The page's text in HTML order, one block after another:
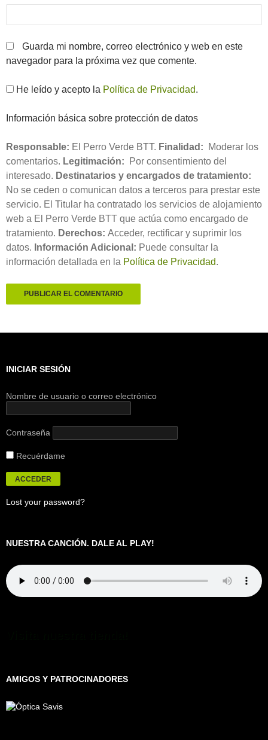
Guarda mi nombre, correo electrónico y web en este
navegador para la próxima vez que comente.
He leído y acepto la Política de Privacidad.
Información básica sobre protección de datos
Responsable: El Perro Verde BTT. Finalidad: Moderar los
comentarios. Legitimación: Por consentimiento del
interesado. Destinatarios y encargados de tratamiento:
No se ceden o comunican datos a terceros para prestar este
servicio. El Titular ha contratado los servicios de alojamiento
web a El Perro Verde BTT que actúa como encargado de
tratamiento. Derechos: Acceder, rectificar y suprimir los
datos. Información Adicional: Puede consultar la
información detallada en la Política de Privacidad.
INICIAR SESIÓN
Nombre de usuario o correo electrónico
Contraseña
Recuérdame
Lost your password?
NUESTRA CANCIÓN. DALE AL PLAY!
AMIGOS Y PATROCINADORES